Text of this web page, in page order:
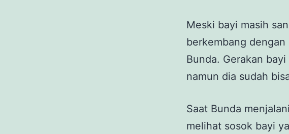
Meski bayi masih
berkembang
Bunda. Gerakan
namun dia sudah
Saat Bunda
melihat sosok bayi